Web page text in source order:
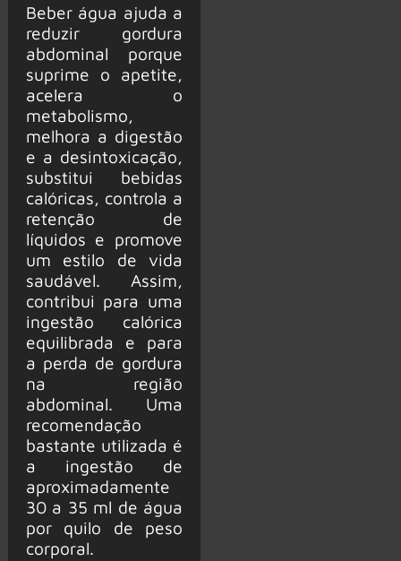
Beber água ajuda a
reduzir gordura
abdominal porque
suprime o apetite,
acelera o
metabolismo,
melhora a digestão
e a desintoxicação,
substitui bebidas
calóricas, controla a
retenção de
líquidos e promove
um estilo de vida
saudável. Assim,
contribui para uma
ingestão calórica
equilibrada e para
a perda de gordura
na região
abdominal. Uma
recomendação
bastante utilizada é
a ingestão de
aproximadamente
30 a 35 ml de água
por quilo de peso
corporal.